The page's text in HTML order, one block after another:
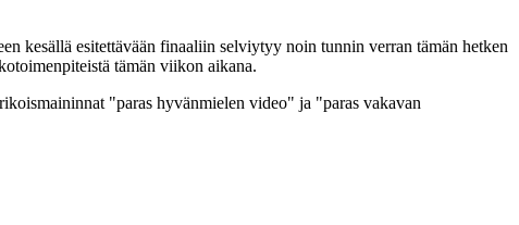
kesällä esitettävään finaaliin selviytyy noin tunnin verran tämän hetken
tämän viikon aikana.
"paras hyvänmielen video" ja "paras vakavan